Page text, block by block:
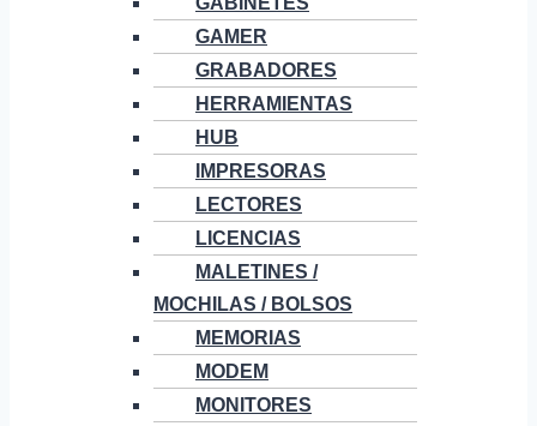
GAMER
GRABADORES
HERRAMIENTAS
HUB
IMPRESORAS
LECTORES
LICENCIAS
MALETINES /
MOCHILAS / BOLSOS
MEMORIAS
MODEM
MONITORES